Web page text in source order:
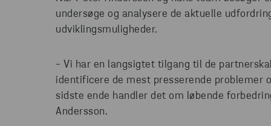
undersøge og analysere de aktuelle
udviklingsmuligheder.
- Vi har en langsigtet tilgang til de
identificere de mest presserende problemer
sidste ende handler det om løbende
Andersson.